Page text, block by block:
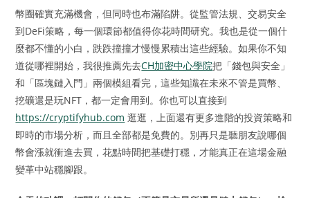
幣圈確實充滿機會，但同時也布滿陷阱。從監管法規、交易安全
到DeFi策略，每一個環節都值得你花時間研究。我也是從一個什
麼都不懂的小白，跌跌撞撞才慢慢累積出這些經驗。如果你不知
道從哪裡開始，我很推薦先去CH加密中心學院把「錢包與安全」
和「區塊鏈入門」兩個模組看完，這些知識在未來不管是買幣、
挖礦還是玩NFT，都一定會用到。你也可以直接到
https://cryptifyhub.com 逛逛，上面還有更多進階的投資策略和
即時的市場分析，而且全部都是免費的。別再只是聽朋友說哪個
幣會漲就衝進去買，花點時間把基礎打穩，才能真正在這場金融
變革中站穩腳跟。